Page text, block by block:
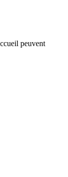
peuvent